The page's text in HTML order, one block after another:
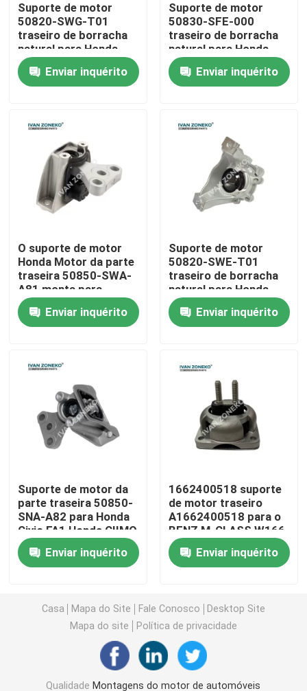
Produtos
Vídeos
Sobre nós
Visita à fábrica
Controle de qualidade
Contate-nos
Montagens do motor de automóveis
Suporte de motor de borracha
Suporte de motor de Hyundai
Relação da barra do estabilizador
Suporte de motor
50820-SWG-T01
traseiro de borracha
natural para Honda
CR-V RE1 RE2
Enviar inquérito
Suporte de motor
50830-SFE-000
traseiro de borracha
natural para Honda
ODYSSEF RB1
Enviar inquérito
O suporte de motor
Honda Motor da parte
traseira 50850-SWA-
A81 monta para
Honda CR-V 2006
Enviar inquérito
Suporte de motor
50820-SWE-T01
traseiro de borracha
natural para Honda
CR-V RE4
Enviar inquérito
Suporte de motor da
parte traseira 50850-
SNA-A82 para Honda
Civic FA1 Honda CIIMO
C14
Enviar inquérito
1662400518 suporte
de motor traseiro
A1662400518 para o
BENZ M-CLASS W166
Enviar inquérito
Casa Mapa do Site Fale Conosco
Desktop Site
Mapa do site
Política de privacidade
Qualidade Montagens do motor de automóveis